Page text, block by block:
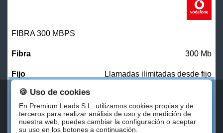
FIBRA 300 MBPS
300 Mb
Llamadas ilimitadas desde fijo
27,00 €/mes
CONTRATAR
🍪 Uso de cookies
En Premium Leads S.L. utilizamos cookies propias y de
terceros para realizar análisis de uso y de medición de
nuestra web, puedes cambiar la configuración o aceptar
su uso en los botones a continuación.